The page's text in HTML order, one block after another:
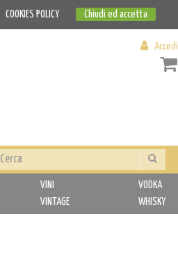
Accedi
VINI
VINTAGE
VODKA
WHISKY
COOKIES POLICY Chiudi ed accetta